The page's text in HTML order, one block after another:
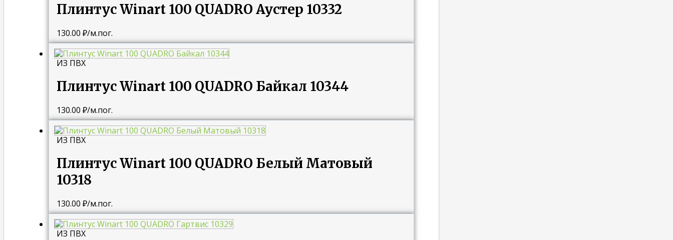
Плинтус Winart 100 QUADRO Аустер 10332
130.00 ₽/м.пог.
ИЗ ПВХ
Плинтус Winart 100 QUADRO Байкал 10344
130.00 ₽/м.пог.
ИЗ ПВХ
Плинтус Winart 100 QUADRO Белый Матовый
10318
130.00 ₽/м.пог.
ИЗ ПВХ